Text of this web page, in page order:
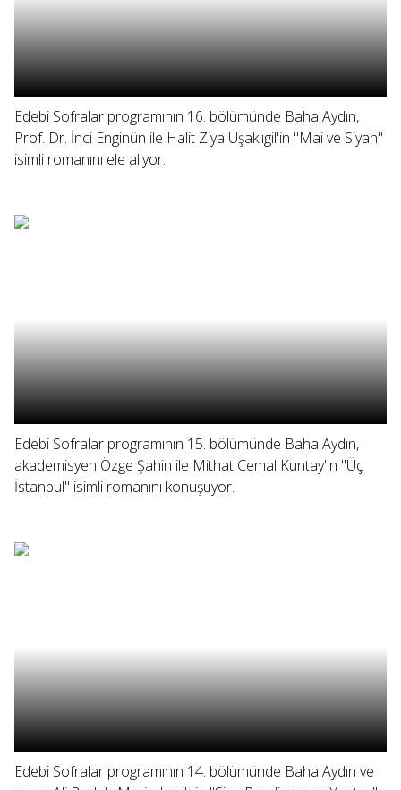
Edebi Sofralar programının 16. bölümünde Baha Aydın,
Prof. Dr. İnci Enginün ile Halit Ziya Uşaklıgil'in "Mai ve Siyah"
isimli romanını ele alıyor.
Edebi Sofralar programının 15. bölümünde Baha Aydın,
akademisyen Özge Şahin ile Mithat Cemal Kuntay'ın "Üç
İstanbul" isimli romanını konuşuyor.
Edebi Sofralar programının 14. bölümünde Baha Aydın ve